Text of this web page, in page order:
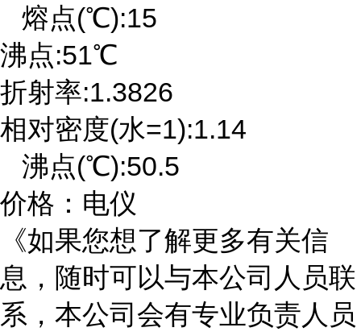
熔点(℃):15
沸点:51℃
折射率:1.3826
相对密度(水=1):1.14
沸点(℃):50.5
价格：电仪
《如果您想了解更多有关信
息，随时可以与本公司人员联
系，本公司会有专业负责人员